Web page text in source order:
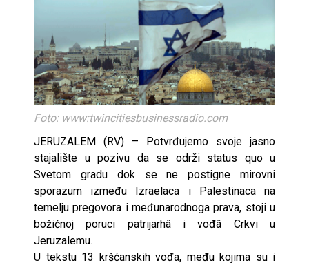
Foto: www:twincitiesbusinessradio.com
JERUZALEM (RV) – Potvrđujemo svoje jasno
stajalište u pozivu da se održi status quo u
Svetom gradu dok se ne postigne mirovni
sporazum između Izraelaca i Palestinaca na
temelju pregovora i međunarodnoga prava, stoji u
božićnoj poruci patrijarhâ i vođâ Crkvi u
Jeruzalemu.
U tekstu 13 kršćanskih vođa, među kojima su i